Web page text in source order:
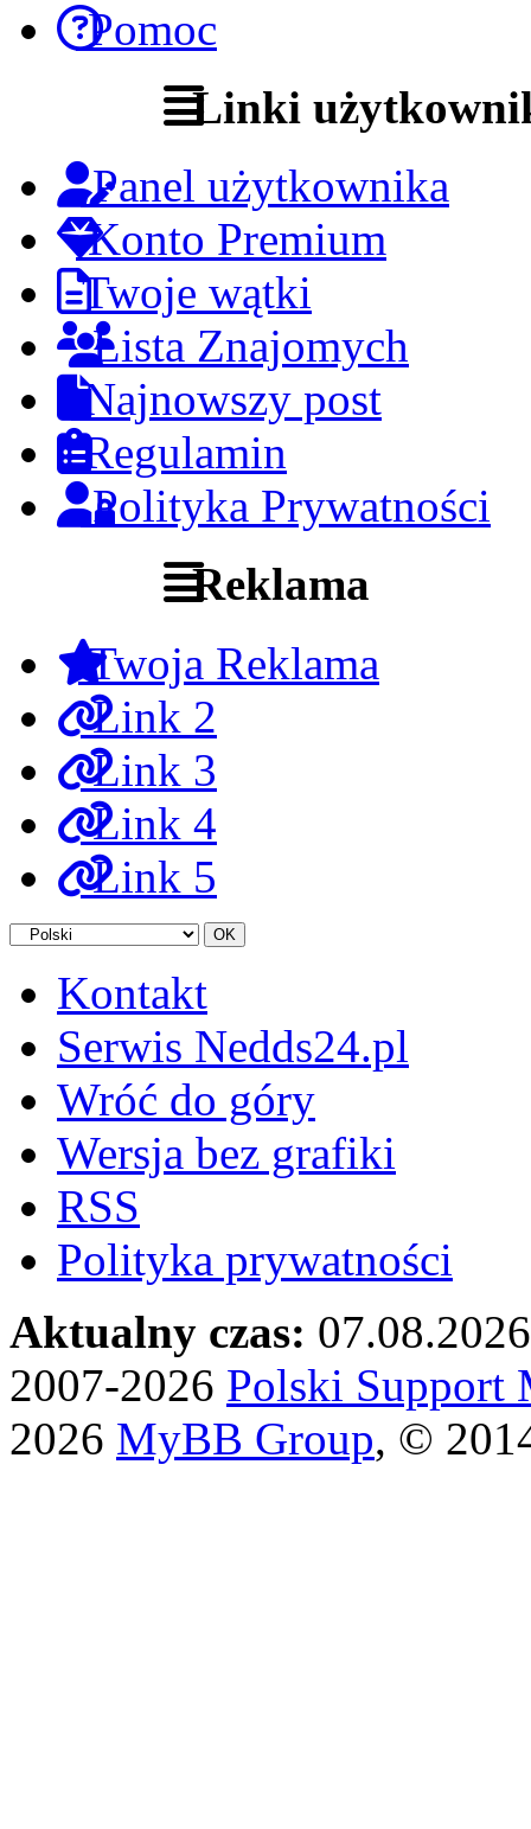
Pomoc
Linki
Panel użytkownika
Konto Premium
Twoje wątki
Lista Znajomych
Najnowszy post
Regulamin
Polityka Prywatności
Reklama
Twoja Reklama
Link 2
Link 3
Link 4
Link 5
Kontakt
Serwis Nedds24.pl
Wróć do góry
Wersja bez grafiki
RSS
Polityka prywatności
Aktualny czas:
2007-2026 Polski Support
2026 MyBB Group, ©